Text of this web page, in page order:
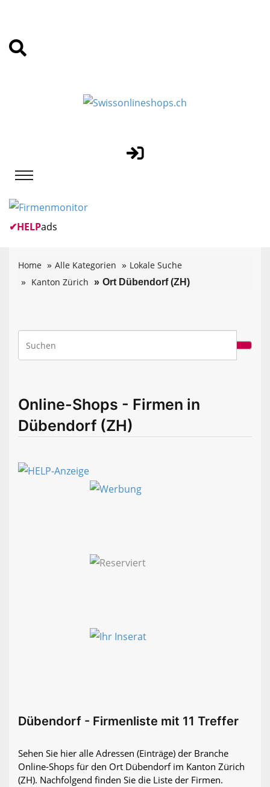
✔HELPads
Home Alle Kategorien
Lokale Suche
Kanton Zürich
Ort Dübendorf (ZH)
Online-Shops - Firmen in
Dübendorf (ZH)
Dübendorf - Firmenliste mit 11 Treffer
Sehen Sie hier alle Adressen (Einträge) der Branche
Online-Shops für den Ort Dübendorf im Kanton Zürich
(ZH). Nachfolgend finden Sie die Liste der Firmen.